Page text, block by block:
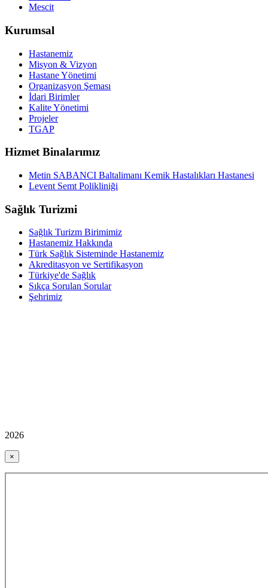
Mescit
Kurumsal
Hastanemiz
Misyon & Vizyon
Hastane Yönetimi
Organizasyon Şeması
İdari Birimler
Kalite Yönetimi
Projeler
TGAP
Hizmet Binalarımız
Metin SABANCI Baltalimanı Kemik Hastalıkları Hastanesi
Levent Semt Polikliniği
Sağlık Turizmi
Sağlık Turizm Birimimiz
Hastanemiz Hakkında
Türk Sağlık Sisteminde Hastanemiz
Akreditasyon ve Sertifikasyon
Türkiye'de Sağlık
Sıkça Sorulan Sorular
Şehrimiz
2026
×